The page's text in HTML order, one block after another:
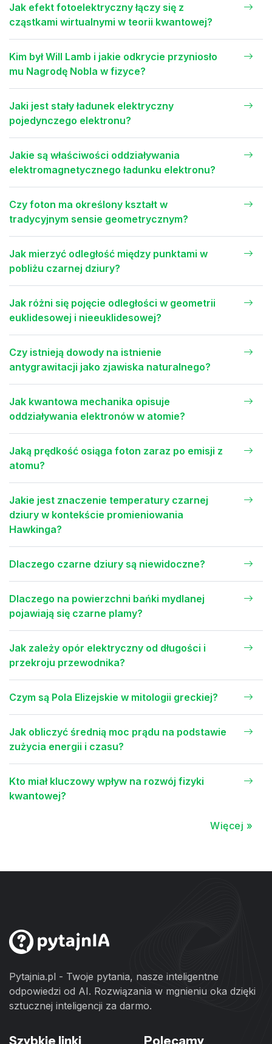
Jak efekt fotoelektryczny łączy się z
cząstkami wirtualnymi w teorii kwantowej?
Kim był Will Lamb i jakie odkrycie przyniosło
mu Nagrodę Nobla w fizyce?
Jaki jest stały ładunek elektryczny
pojedynczego elektronu?
Jakie są właściwości oddziaływania
elektromagnetycznego ładunku elektronu?
Czy foton ma określony kształt w
tradycyjnym sensie geometrycznym?
Jak mierzyć odległość między punktami w
pobliżu czarnej dziury?
Jak różni się pojęcie odległości w geometrii
euklidesowej i nieeuklidesowej?
Czy istnieją dowody na istnienie
antygrawitacji jako zjawiska naturalnego?
Jak kwantowa mechanika opisuje
oddziaływania elektronów w atomie?
Jaką prędkość osiąga foton zaraz po emisji z
atomu?
Jakie jest znaczenie temperatury czarnej
dziury w kontekście promieniowania
Hawkinga?
Dlaczego czarne dziury są niewidoczne?
Dlaczego na powierzchni bańki mydlanej
pojawiają się czarne plamy?
Jak zależy opór elektryczny od długości i
przekroju przewodnika?
Czym są Pola Elizejskie w mitologii greckiej?
Jak obliczyć średnią moc prądu na podstawie
zużycia energii i czasu?
Kto miał kluczowy wpływ na rozwój fizyki
kwantowej?
Więcej »
Pytajnia.pl - Twoje pytania, nasze inteligentne
odpowiedzi od AI. Rozwiązania w mgnieniu oka dzięki
sztucznej inteligencji za darmo.
Szybkie linki Polecamy